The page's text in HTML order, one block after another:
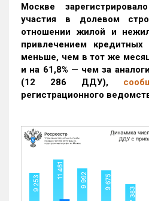
Москве
участия в долевом
отношении жилой и
привлечением
меньше, чем в тот же
и на 61,8% — чем за
(12 286 ДДУ),
регистрационного